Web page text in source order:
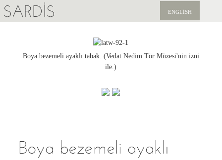
SARDIS ENGLISH
YAYINLAR
Boya bezemeli ayaklı tabak. (Vedat Nedim Tör Müzesi'nin izni
ile.)
Boya bezemeli ayaklı